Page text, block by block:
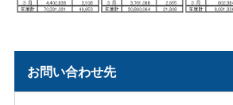
お問い合わせ先